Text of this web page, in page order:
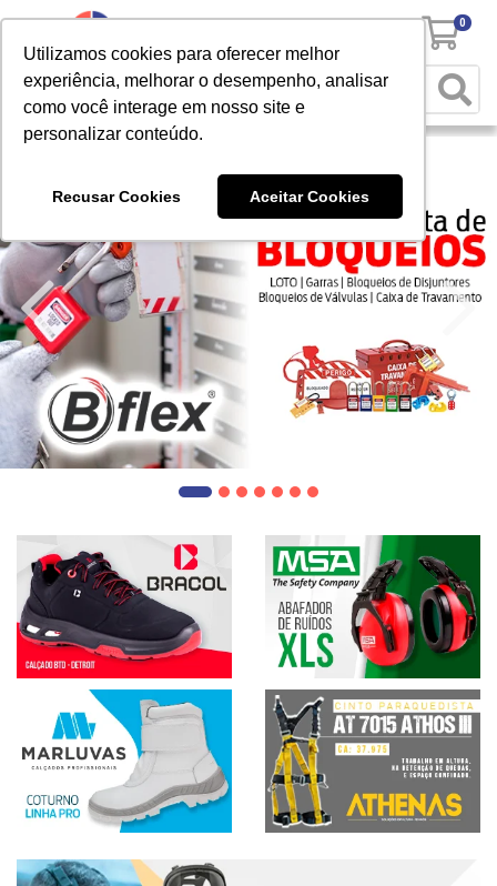
Utilizamos cookies para oferecer melhor
experiência, melhorar o desempenho, analisar
como você interage em nosso site e
personalizar conteúdo.
Recusar Cookies Aceitar Cookies
0